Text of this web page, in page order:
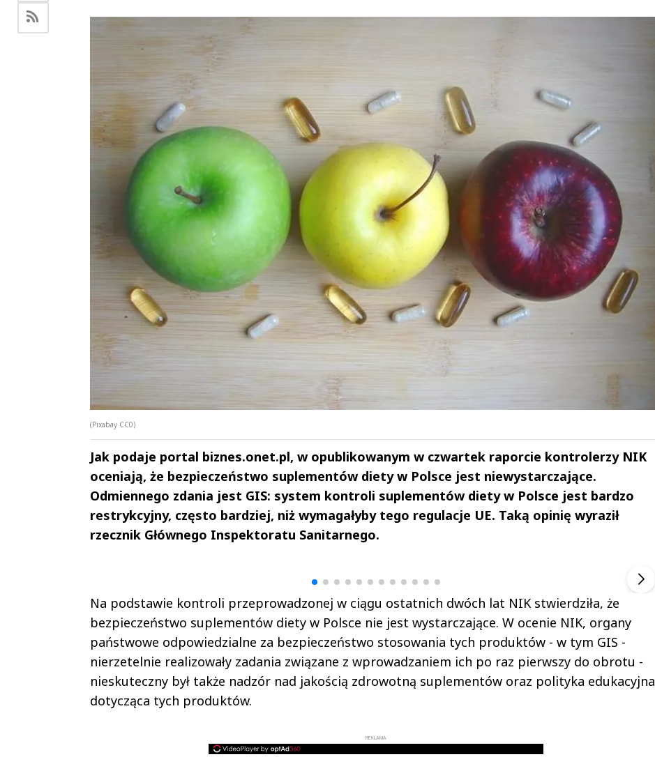
(Pixabay CC0)
Jak podaje portal biznes.onet.pl, w opublikowanym w czwartek raporcie kontrolerzy NIK
oceniają, że bezpieczeństwo suplementów diety w Polsce jest niewystarczające.
Odmiennego zdania jest GIS: system kontroli suplementów diety w Polsce jest bardzo
restrykcyjny, często bardziej, niż wymagałyby tego regulacje UE. Taką opinię wyraził
rzecznik Głównego Inspektoratu Sanitarnego.
Na podstawie kontroli przeprowadzonej w ciągu ostatnich dwóch lat NIK stwierdziła, że
bezpieczeństwo suplementów diety w Polsce nie jest wystarczające. W ocenie NIK, organy
państwowe odpowiedzialne za bezpieczeństwo stosowania tych produktów - w tym GIS -
nierzetelnie realizowały zadania związane z wprowadzaniem ich po raz pierwszy do obrotu -
nieskuteczny był także nadzór nad jakością zdrowotną suplementów oraz polityka edukacyjna
dotycząca tych produktów.
REKLAMA
Andrzej i Marta
Marta i Andrzej